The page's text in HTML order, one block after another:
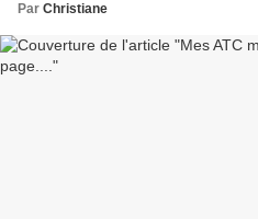
Par Christiane